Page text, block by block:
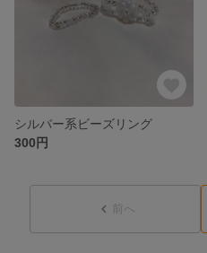
シルバー系ビーズリング
300円
前へ